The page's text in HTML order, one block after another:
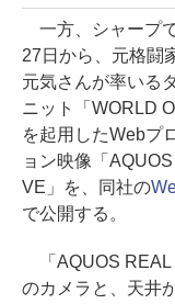
一方、シャープ
27日から、元格闘
元気さんが率いる
ニット「WORLD
を起用したWebプ
ョン映像「AQUOS
VE」を、同社の
で公開する。
「AQUOS REAL
のカメラと、天井